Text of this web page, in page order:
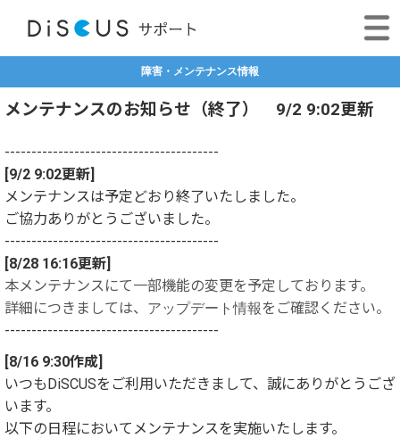
障害・メンテナンス情報
メンテナンスのお知らせ（終了） 9/2 9:02更新
----------------------------------------
[9/2 9:02更新]
メンテナンスは予定どおり終了いたしました。
ご協力ありがとうございました。
----------------------------------------
[8/28 16:16更新]
本メンテナンスにて一部機能の変更を予定しております。
詳細につきましては、 アップデート情報 をご確認ください。
----------------------------------------
[8/16 9:30作成]
いつもDiSCUSをご利用いただきまして、誠にありがとうござ
います。
以下の日程においてメンテナンスを実施いたします。